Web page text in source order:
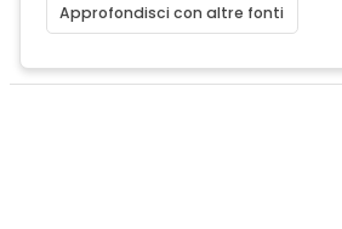
Approfondisci con altre fonti